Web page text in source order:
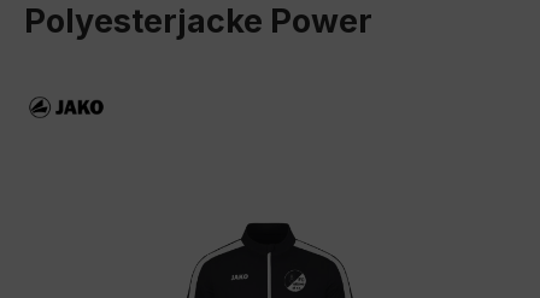
Polyesterjacke Power